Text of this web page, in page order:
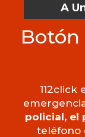
A
Botón
112click
policial, el
teléfono